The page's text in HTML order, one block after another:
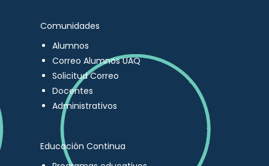
Comunidades
Alumnos
Correo Alumnos UAQ
Solicitud Correo
Docentes
Administrativos
Educación Continua